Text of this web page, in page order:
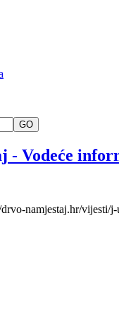
GO
- Vodeće
namjestaj.hr/vijesti/